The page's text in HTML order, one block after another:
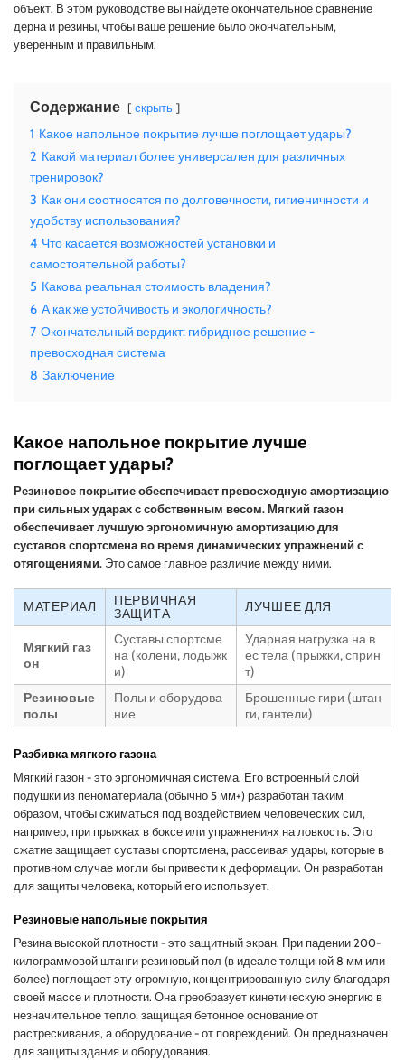
объект. В этом руководстве вы найдете окончательное сравнение
дерна и резины, чтобы ваше решение было окончательным,
уверенным и правильным.
Содержание скрыть
1 Какое напольное покрытие лучше поглощает удары?
2 Какой материал более универсален для различных
тренировок?
3 Как они соотносятся по долговечности, гигиеничности и
удобству использования?
4 Что касается возможностей установки и
самостоятельной работы?
5 Какова реальная стоимость владения?
6 А как же устойчивость и экологичность?
7 Окончательный вердикт: гибридное решение -
превосходная система
8 Заключение
Какое напольное покрытие лучше
поглощает удары?
Резиновое покрытие обеспечивает превосходную амортизацию
при сильных ударах с собственным весом. Мягкий газон
обеспечивает лучшую эргономичную амортизацию для
суставов спортсмена во время динамических упражнений с
отягощениями. Это самое главное различие между ними.
МАТЕРИАЛ
ПЕРВИЧНАЯ
ЗАЩИТА
ЛУЧШЕЕ ДЛЯ
Мягкий газ
он
Суставы спортсме
на (колени, лодыжк
и)
Ударная нагрузка на в
ес тела (прыжки, сприн
т)
Резиновые
полы
Полы и оборудова
ние
Брошенные гири (штан
ги, гантели)
Разбивка мягкого газона
Мягкий газон - это эргономичная система. Его встроенный слой
подушки из пеноматериала (обычно 5 мм+) разработан таким
образом, чтобы сжиматься под воздействием человеческих сил,
например, при прыжках в боксе или упражнениях на ловкость. Это
сжатие защищает суставы спортсмена, рассеивая удары, которые в
противном случае могли бы привести к деформации. Он разработан
для защиты человека, который его использует.
Резиновые напольные покрытия
Резина высокой плотности - это защитный экран. При падении 200-
килограммовой штанги резиновый пол (в идеале толщиной 8 мм или
более) поглощает эту огромную, концентрированную силу благодаря
своей массе и плотности. Она преобразует кинетическую энергию в
незначительное тепло, защищая бетонное основание от
растрескивания, а оборудование - от повреждений. Он предназначен
для защиты здания и оборудования.